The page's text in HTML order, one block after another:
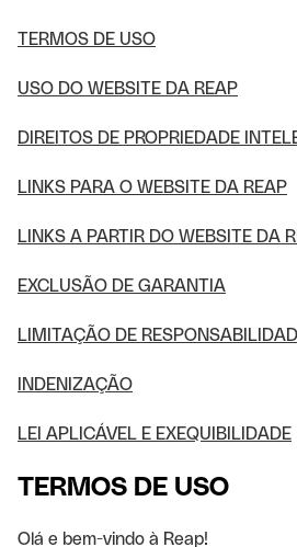
TERMOS DE USO
USO DO WEBSITE DA REAP
DIREITOS DE PROPRIEDADE
LINKS PARA O WEBSITE DA REAP
LINKS A PARTIR DO WEBSITE DA
EXCLUSÃO DE GARANTIA
LIMITAÇÃO DE
INDENIZAÇÃO
LEI APLICÁVEL E EXEQUIBILIDADE
TERMOS DE USO
Olá e bem-vindo à Reap!